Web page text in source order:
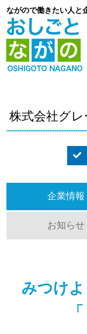
ながので働きたい人
株式会社グレ
企業情報
お知らせ
みつけ